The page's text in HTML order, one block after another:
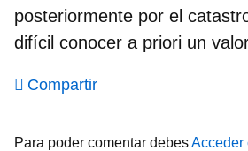
posteriormente por el
difícil conocer a priori un
Compartir
Para poder comentar debesAcceder